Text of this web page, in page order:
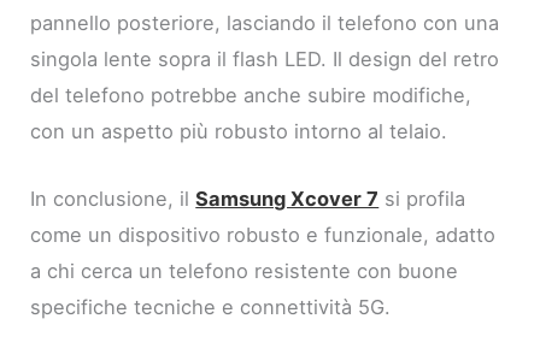
pannello posteriore, lasciando il telefono con una
singola lente sopra il flash LED. Il design del retro
del telefono potrebbe anche subire modifiche,
con un aspetto più robusto intorno al telaio.
In conclusione, ilSamsung Xcover 7 si profila
come un dispositivo robusto e funzionale, adatto
a chi cerca un telefono resistente con buone
specifiche tecniche e connettività 5G.